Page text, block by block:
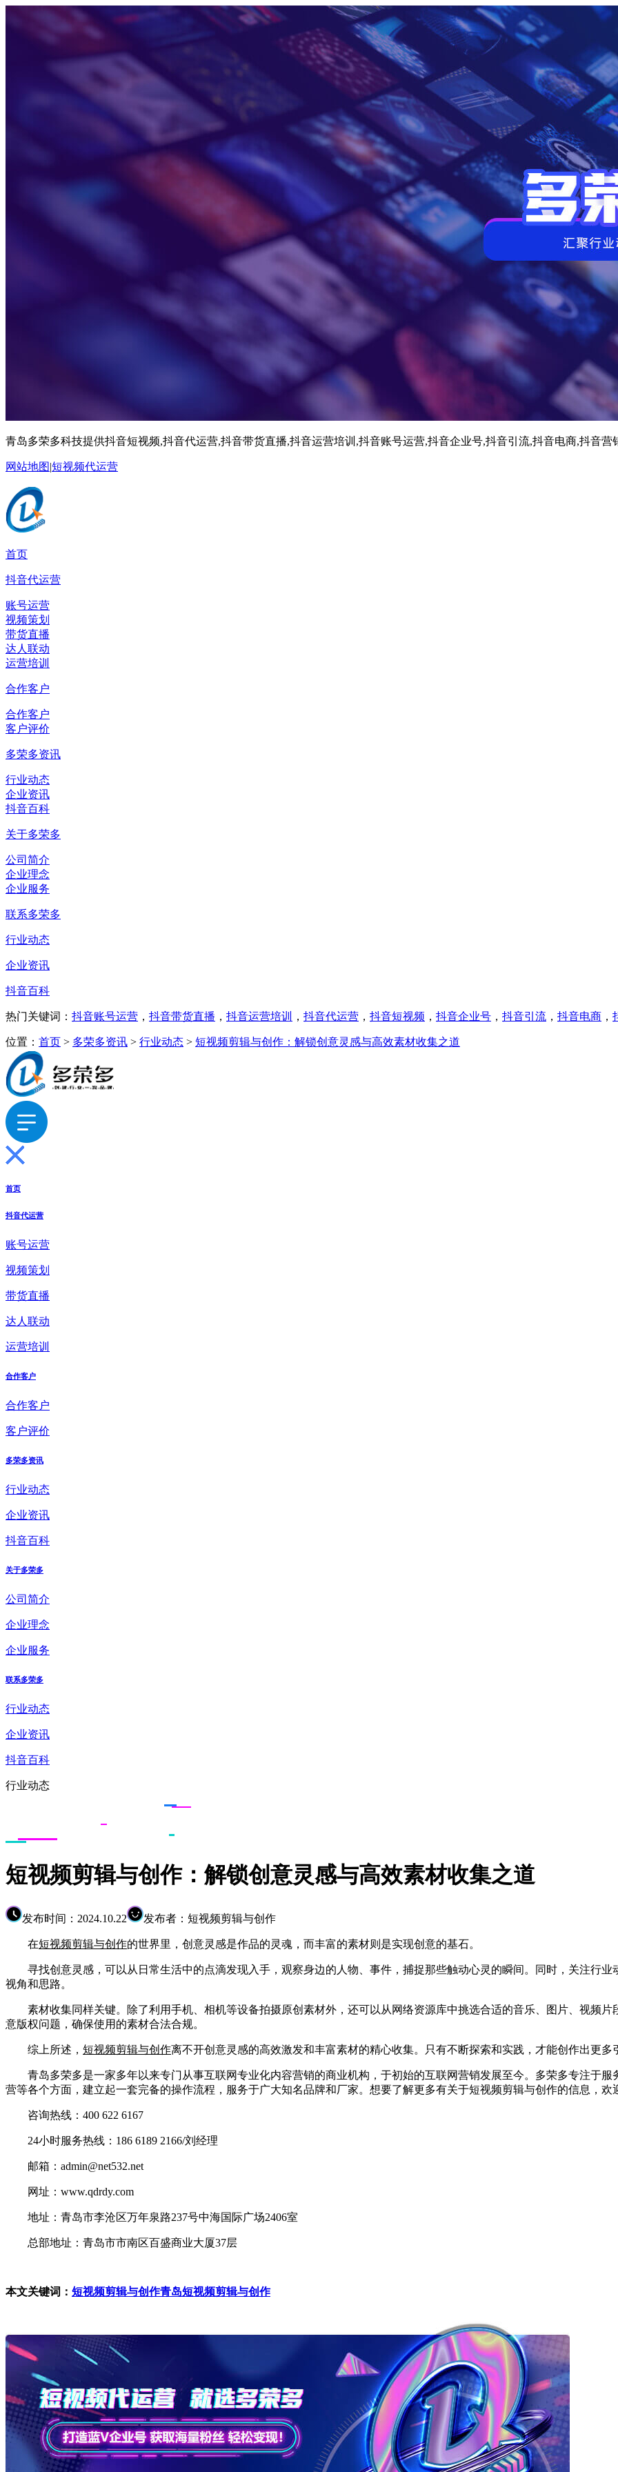
青岛多荣多科技提供抖音短视频,抖音代运营,抖音带货直播,抖音运营培训,抖音账号运营,抖音企业号,抖音引流,抖音电商,抖音营
网站地图|短视频代运营
首页
抖音代运营
账号运营
视频策划
带货直播
达人联动
运营培训
合作客户
合作客户
客户评价
多荣多资讯
行业动态
企业资讯
抖音百科
关于多荣多
公司简介
企业理念
企业服务
联系多荣多
行业动态
企业资讯
抖音百科
热门关键词： 抖音账号运营 ， 抖音带货直播 ， 抖音运营培训 ， 抖音代运营 ， 抖音短视频 ， 抖音企业号 ， 抖音引流 ， 抖音电商 ，
位置： 首页 > 多荣多资讯 > 行业动态 > 短视频剪辑与创作：解锁创意灵感与高效素材收集之道
首页
抖音代运营
账号运营
视频策划
带货直播
达人联动
运营培训
合作客户
合作客户
客户评价
多荣多资讯
行业动态
企业资讯
抖音百科
关于多荣多
公司简介
企业理念
企业服务
联系多荣多
行业动态
企业资讯
抖音百科
行业动态
短视频剪辑与创作：解锁创意灵感与高效素材收集之道
发布时间：2024.10.22 发布者：短视频剪辑与创作
在短视频剪辑与创作的世界里，创意灵感是作品的灵魂，而丰富的素材则是实现创意的基石。
寻找创意灵感，可以从日常生活中的点滴发现入手，观察身边的人物、事件，捕捉那些触动心灵的瞬间。同时，关注行业
视角和思路。
素材收集同样关键。除了利用手机、相机等设备拍摄原创素材外，还可以从网络资源库中挑选合适的音乐、图片、视频片
意版权问题，确保使用的素材合法合规。
综上所述， 短视频剪辑与创作离不开创意灵感的高效激发和丰富素材的精心收集。只有不断探索和实践，才能创作出更多
青岛多荣多是一家多年以来专门从事互联网专业化内容营销的商业机构，于初始的互联网营销发展至今。多荣多专注于服
营等各个方面，建立起一套完备的操作流程，服务于广大知名品牌和厂家。想要了解更多有关于短视频剪辑与创作的信息，欢
咨询热线：400 622 6167
24小时服务热线：186 6189 2166/刘经理
邮箱：admin@net532.net
网址：www.qdrdy.com
地址：青岛市李沧区万年泉路237号中海国际广场2406室
总部地址：青岛市市南区百盛商业大厦37层
本文关键词： 短视频剪辑与创作青岛短视频剪辑与创作